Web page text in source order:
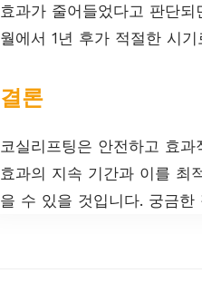
효과가 줄어들었다고 판단
월에서 1년 후가 적절한 시
결론
코실리프팅은 안전하고 효
효과의 지속 기간과 이를 최
을 수 있을 것입니다. 궁금